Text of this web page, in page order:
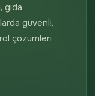
güvenli,
çözümleri